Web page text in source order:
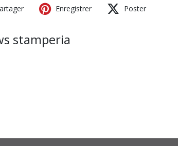
Enregistrer Poster
stamperia